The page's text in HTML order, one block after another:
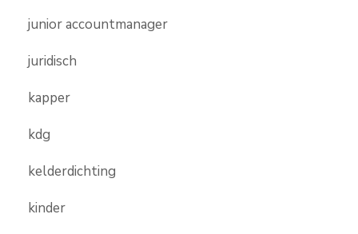
junior accountmanager
juridisch
kapper
kdg
kelderdichting
kinder